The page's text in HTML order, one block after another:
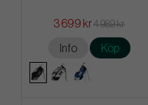
3 699 kr4 989 kr
Info Köp